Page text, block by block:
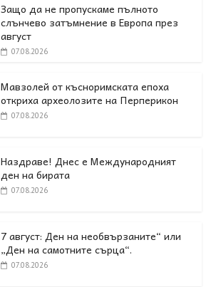
Защо да не пропускаме пълното
слънчево затъмнение в Европа през
август
07.08.2026
Мавзолей от късноримската епоха
откриха археолозите на Перперикон
07.08.2026
Наздраве! Днес е Международният
ден на бирата
07.08.2026
7 август: Ден на необвързаните“ или
„Ден на самотните сърца“.
07.08.2026